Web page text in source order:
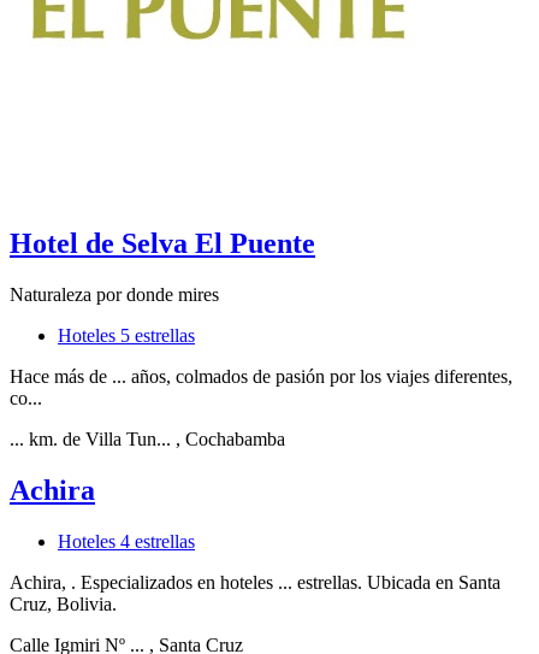
Hotel de Selva El Puente
Naturaleza por donde mires
Hoteles 5 estrellas
Hace más de ... años, colmados de pasión por los viajes diferentes,
co...
... km. de Villa Tun... , Cochabamba
Achira
Hoteles 4 estrellas
Achira, . Especializados en hoteles ... estrellas. Ubicada en Santa
Cruz, Bolivia.
Calle Igmiri Nº ... , Santa Cruz